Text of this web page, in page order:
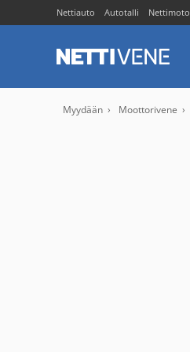
Nettiauto Autotalli Nettimoto
Myydään Moottorivene